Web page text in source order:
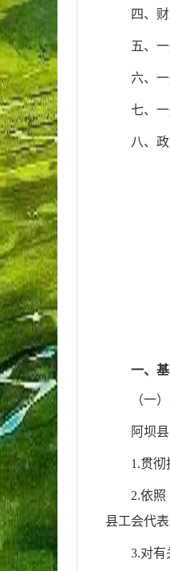
四、
五、
六、
七、
八、
一、基
（一
阿坝
1.贯
2.依
县工会代
3.对有